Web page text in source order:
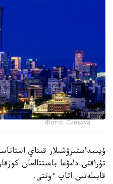
Фото: Синьхуа
ۇيىمداستىرۋشىلار قىتاي
تۇراقتى دامۋعا باعىتتالعان
قابىلەتىن اتاپ ءوتتى.